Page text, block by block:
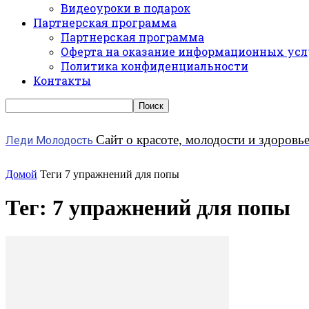
Видеоуроки в подарок
Партнерская программа
Партнерская программа
Оферта на оказание информационных
Политика конфиденциальности
Контакты
Леди Молодость Сайт о красоте, молодости и здоровье
Домой Теги 7 упражнений для попы
Тег: 7 упражнений для попы